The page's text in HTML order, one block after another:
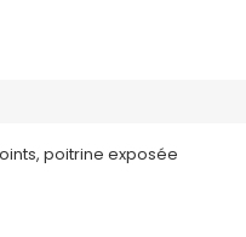
poitrine exposée